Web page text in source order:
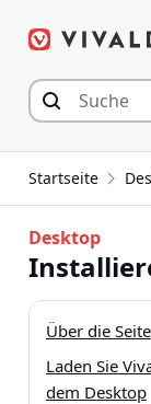
Inhalt
Startseite
Desktop
Über die Seite
Laden Sie
dem Desktop